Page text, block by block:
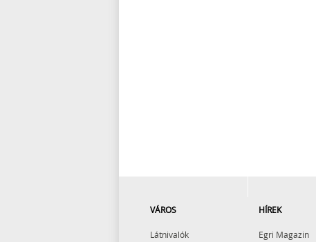
VÁROS
Látnivalók
HÍREK
Egri Magazin